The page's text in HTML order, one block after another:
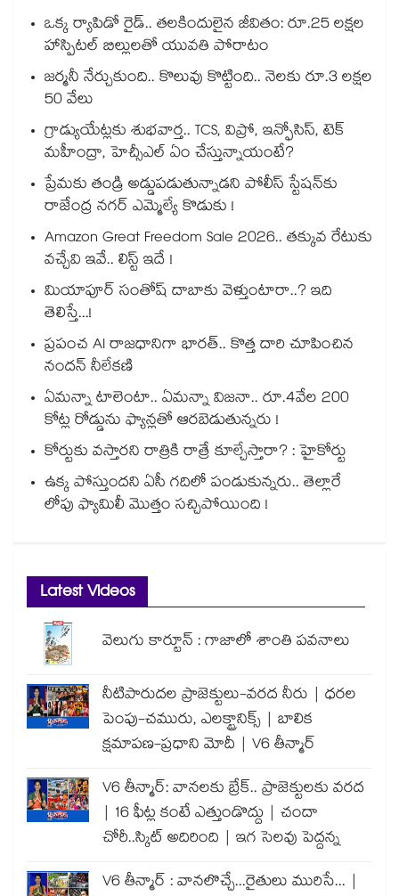
ఒక్క ర్యాపిడో రైడ్.. తలకిందులైన జీవితం: రూ.25 లక్షల
హాస్పిటల్ బిల్లులతో యువతి పోరాటం
జర్మనీ నేర్చుకుంది.. కొలువు కొట్టింది.. నెలకు రూ.3 లక్షల
50 వేలు
గ్రాడ్యుయేట్లకు శుభవార్త.. TCS, విప్రో, ఇన్ఫోసిస్, టెక్
మహీంద్రా, హెచ్సీఎల్ ఏం చేస్తున్నాయంటే?
ప్రేమకు తండ్రి అడ్డుపడుతున్నాడని పోలీస్ స్టేషన్⁪కు
రాజేంద్ర నగర్ ఎమ్మెల్యే కొడుకు !
Amazon Great Freedom Sale 2026.. తక్కువ రేటుకు
వచ్చేవి ఇవే.. లిస్ట్ ఇదే !
మియాపూర్ సంతోష్ దాబాకు వెళ్తుంటారా..? ఇది
తెలిస్తే...!
ప్రపంచ AI రాజధానిగా భారత్.. కొత్త దారి చూపించిన
నందన్ నీలేకణి
ఏమన్నా టాలెంటా.. ఏమన్నా విజనా.. రూ.4వేల 200
కోట్ల రోడ్డును ఫ్యాన్లతో ఆరబెడుతున్నరు !
కోర్టుకు వస్తారని రాత్రికి రాత్రే కూల్చేస్తారా? : హైకోర్టు
ఉక్క పోస్తుందని ఏసీ గదిలో పండుకున్నరు.. తెల్లారే
లోపు ఫ్యామిలీ మొత్తం సచ్చిపోయింది !
Latest Videos
వెలుగు కార్టూన్ : గాజాలో శాంతి పవనాలు
నీటిపారుదల ప్రాజెక్టులు-వరద నీరు | ధరల
పెంపు-చమురు, ఎలక్ట్రానిక్స్ | బాలిక
క్షమాపణ-ప్రధాని మోదీ | V6 తీన్మార్
V6 తీన్మార్: వానలకు బ్రేక్.. ప్రాజెక్టులకు వరద
| 16 ఫీట్ల కంటే ఎత్తుండొద్దు | చందా
చోరీ..స్కిట్ అదిరింది | ఇగ సెలవు పెద్దన్న
V6 తీన్మార్ : వానలొచ్చే...రైతులు మురిసే... |